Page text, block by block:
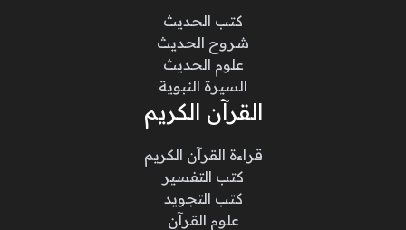
كتب الحديث
شروح الحديث
علوم الحديث
السيرة النبوية
القرآن الكريم
قراءة القرآن الكريم
كتب التفسير
كتب التجويد
علوم القرآن